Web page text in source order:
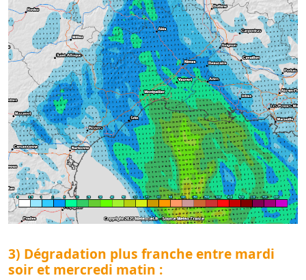
3) Dégradation plus franche entre mardi
soir et mercredi matin :